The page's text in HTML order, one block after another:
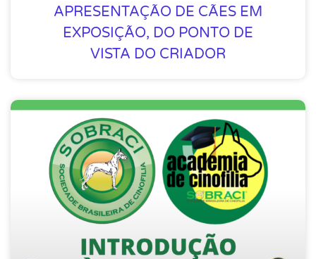
APRESENTAÇÃO DE CÃES EM
EXPOSIÇÃO, DO PONTO DE
VISTA DO CRIADOR